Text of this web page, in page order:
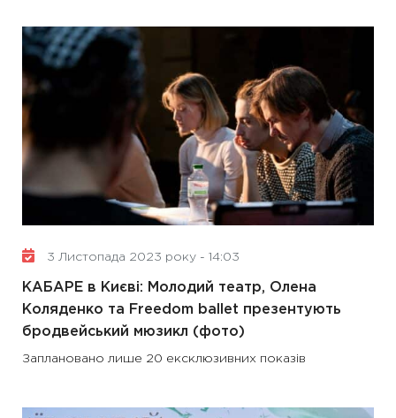
3 Листопада 2023 року - 14:03
КАБАРЕ в Києві: Молодий театр, Олена
Коляденко та Freedom ballet презентують
бродвейський мюзикл (фото)
Заплановано лише 20 ексклюзивних показів